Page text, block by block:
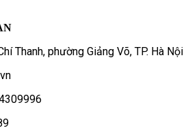
Thanh, phường Giảng Võ, TP. Hà Nội